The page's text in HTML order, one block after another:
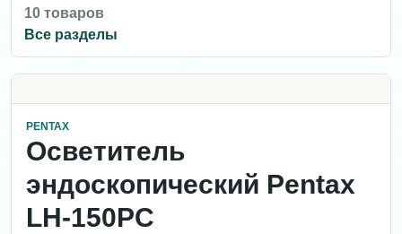
10 товаров
Все разделы
PENTAX
Осветитель
эндоскопический Pentax
LH‑150PC